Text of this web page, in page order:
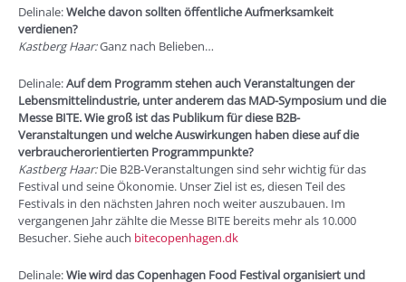
Delinale:Welche davon sollten öffentliche Aufmerksamkeit
verdienen?
Kastberg Haar:Ganz nach Belieben…
Delinale:Auf dem Programm stehen auch Veranstaltungen der
Lebensmittelindustrie, unter anderem das MAD-Symposium und die
Messe BITE. Wie groß ist das Publikum für diese B2B-
Veranstaltungen und welche Auswirkungen haben diese auf die
verbraucherorientierten Programmpunkte?
Kastberg Haar:Die B2B-Veranstaltungen sind sehr wichtig für das
Festival und seine Ökonomie. Unser Ziel ist es, diesen Teil des
Festivals in den nächsten Jahren noch weiter auszubauen. Im
vergangenen Jahr zählte die Messe BITE bereits mehr als 10.000
Besucher. Siehe auch bitecopenhagen.dk
Delinale:Wie wird das Copenhagen Food Festival organisiert und